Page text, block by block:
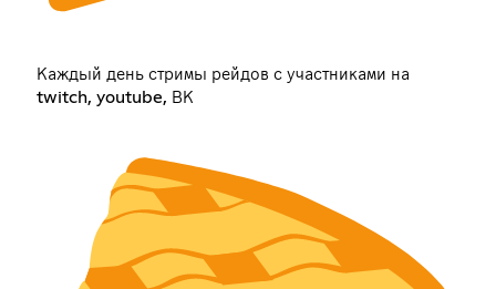
Каждый день стримы рейдов с участниками на
twitch, youtube, ВК